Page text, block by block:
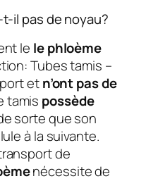
t-il pas de noyau?
le le phloème
Tubes tamis –
etn’ont pas de
tamis possède
sorte que son
à la suivante.
de
nécessite de